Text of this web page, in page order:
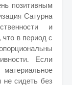
позитивным
Сатурна
и
в период с
Если
не сидеть без